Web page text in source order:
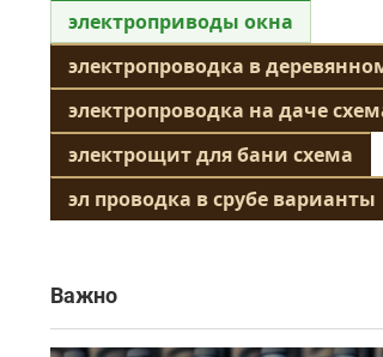
электроприводы окна
электропроводка в
электропроводка на даче
электрощит для бани схема
эл проводка в срубе варианты
Важно